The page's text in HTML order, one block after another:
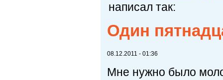
написал так:
Один
08.12.2011 - 01:36
Мне нужно было